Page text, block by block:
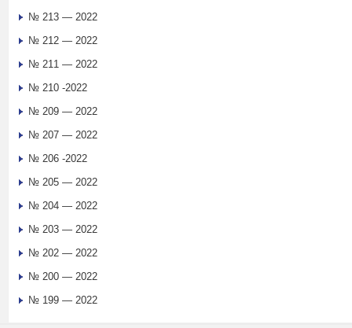
№ 213 — 2022
№ 212 — 2022
№ 211 — 2022
№ 210 -2022
№ 209 — 2022
№ 207 — 2022
№ 206 -2022
№ 205 — 2022
№ 204 — 2022
№ 203 — 2022
№ 202 — 2022
№ 200 — 2022
№ 199 — 2022